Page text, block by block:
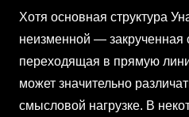
Хотя основная структура
неизменной — закрученная
переходящая в прямую
может значительно
смысловой нагрузке. В